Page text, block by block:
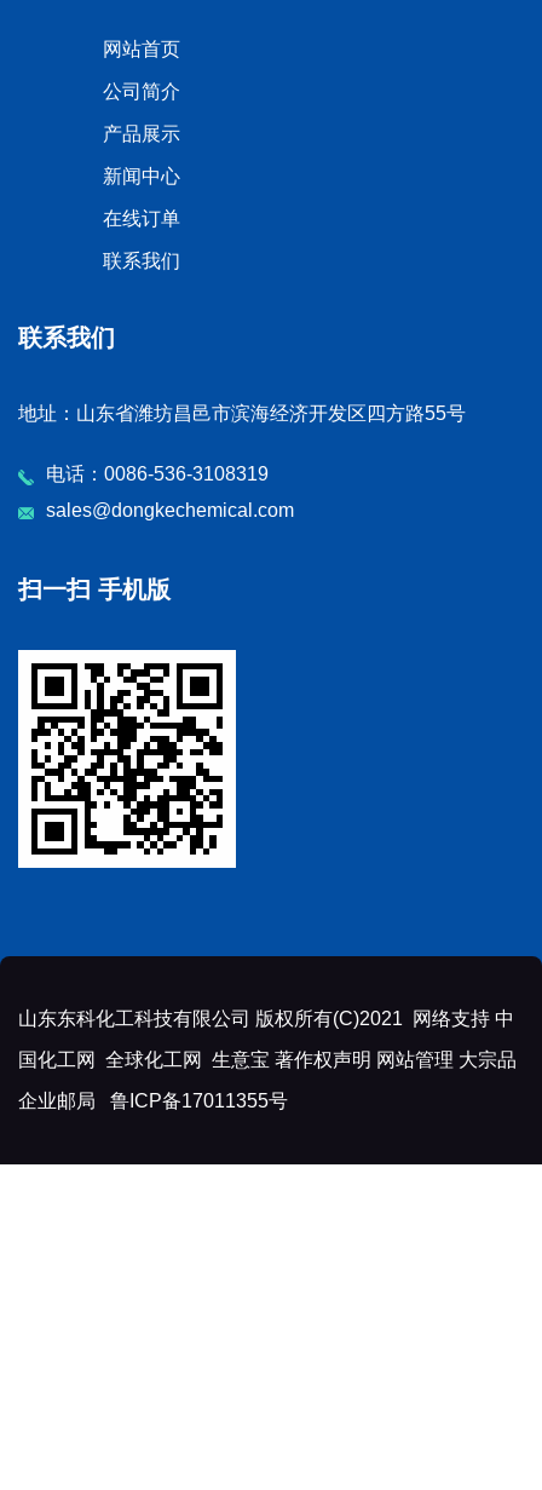
网站首页
公司简介
产品展示
新闻中心
在线订单
联系我们
联系我们
地址：山东省潍坊昌邑市滨海经济开发区四方路55号
电话：0086-536-3108319
sales@dongkechemical.com
扫一扫 手机版
山东东科化工科技有限公司 版权所有(C)2021 网络支持 中
国化工网
全球化工网 生意宝 著作权声明 网站管理 大宗品
企业邮局
鲁ICP备17011355号